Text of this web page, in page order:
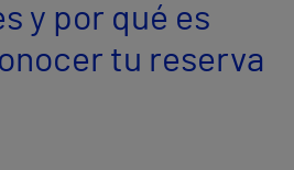
y por qué es
tu reserva